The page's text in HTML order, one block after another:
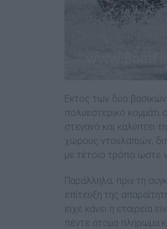
Εκτός των δύο βασικών
πολυεστερικό κοµµάτι
στεγανό και καλύπτει
χώρους ντουλαπιών,
µε τέτοιο τρόπο ώστε
Παράλληλα, πριν τη
επίτευξη της
είχε κάνει η εταιρεία
πέντε άτοµα πλήρωµα